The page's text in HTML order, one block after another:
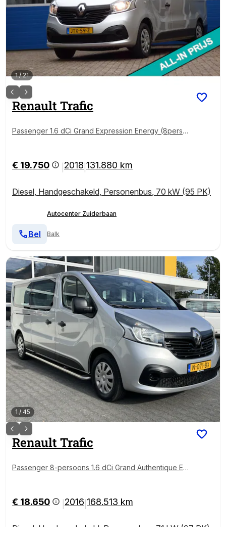
1/21
Renault Trafic
Passenger 1.6 dCi Grand Expression Energy (8perso
€ 19.750 2018 131.880 km
Diesel, Handgeschakeld, Personenbus, 70 kW (95 PK)
Autocenter Zuiderbaan
Balk
Bel
1 /45
Renault Trafic
Passenger 8-persoons 1.6 dCi Grand Authentique En
vervoer Taxi Personenbus
€ 18.650 2016 168.513 km
Diesel Handgeschakeld Personenbus 71 kW (97 PK)